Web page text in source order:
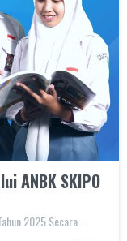
ANBK SKIPO
2025 Secara…